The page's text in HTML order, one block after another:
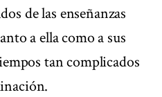
de las enseñanzas
a ella como a sus
tan complicados